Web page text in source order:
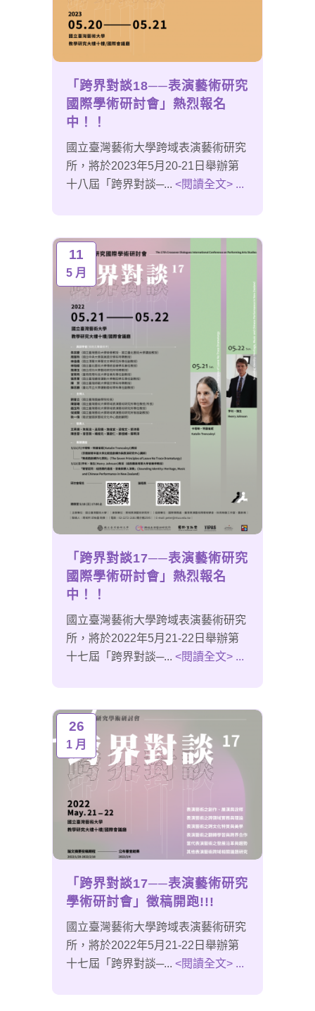
「跨界對談18──表演藝術研究
國際學術研討會」熱烈報名
中！！
國立臺灣藝術大學跨域表演藝術研究
所，將於2023年5月20-21日舉辦第
十八屆「跨界對談─... <閱讀全文> ...
11
5 月
「跨界對談17──表演藝術研究
國際學術研討會」熱烈報名
中！！
國立臺灣藝術大學跨域表演藝術研究
所，將於2022年5月21-22日舉辦第
十七屆「跨界對談─... <閱讀全文> ...
26
1 月
「跨界對談17──表演藝術研究
學術研討會」徵稿開跑!!!
國立臺灣藝術大學跨域表演藝術研究
所，將於2022年5月21-22日舉辦第
十七屆「跨界對談─... <閱讀全文> ...